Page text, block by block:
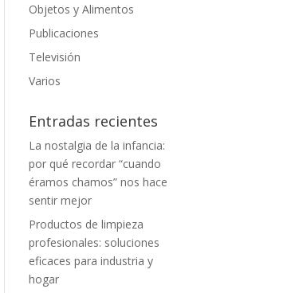
Objetos y Alimentos
Publicaciones
Televisión
Varios
Entradas recientes
La nostalgia de la infancia:
por qué recordar “cuando
éramos chamos” nos hace
sentir mejor
Productos de limpieza
profesionales: soluciones
eficaces para industria y
hogar